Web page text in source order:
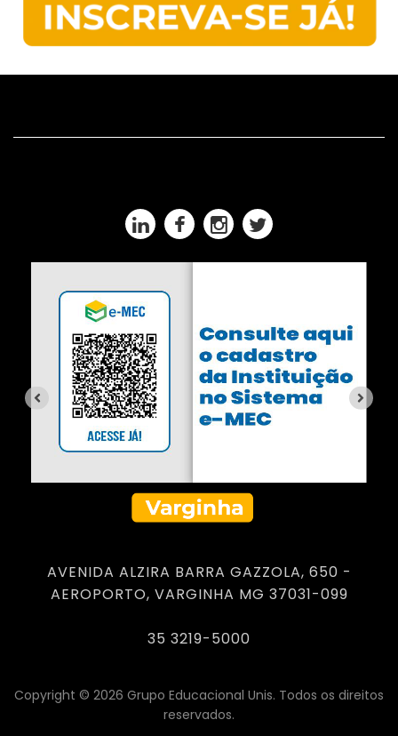
AVENIDA ALZIRA BARRA GAZZOLA, 650 -
AEROPORTO, VARGINHA MG 37031-099
35 3219-5000
Copyright © 2026 Grupo Educacional Unis. Todos os direitos
reservados.